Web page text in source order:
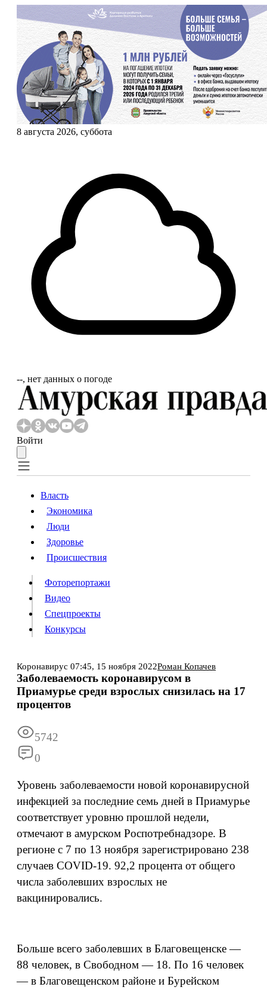
8 августа 2026, суббота
‐‐, нет данных о погоде
Войти
Власть
Происшествия
Видео
Конкурсы
Информация Подписка Реклама
Власть
Экономика
Люди
Здоровье
Происшествия
Фоторепортажи
Видео
Спецпроекты
Конкурсы
Коронавирус 07:45, 15 ноября 2022Роман Копачев
Заболеваемость коронавирусом в
Приамурье среди взрослых снизилась на 17
процентов
5742
0
Уровень заболеваемости новой коронавирусной
инфекцией за последние семь дней в Приамурье
соответствует уровню прошлой недели,
отмечают в амурском Роспотребнадзоре. В
регионе с 7 по 13 ноября зарегистрировано 238
случаев COVID-19. 92,2 процента от общего
числа заболевших взрослых не
вакцинировались.
Больше всего заболевших в Благовещенске —
88 человек, в Свободном — 18. По 16 человек
— в Благовещенском районе и Бурейском